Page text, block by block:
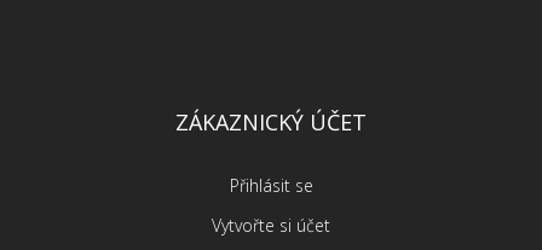
ZÁKAZNICKÝ ÚČET
Přihlásit se
Vytvořte si účet